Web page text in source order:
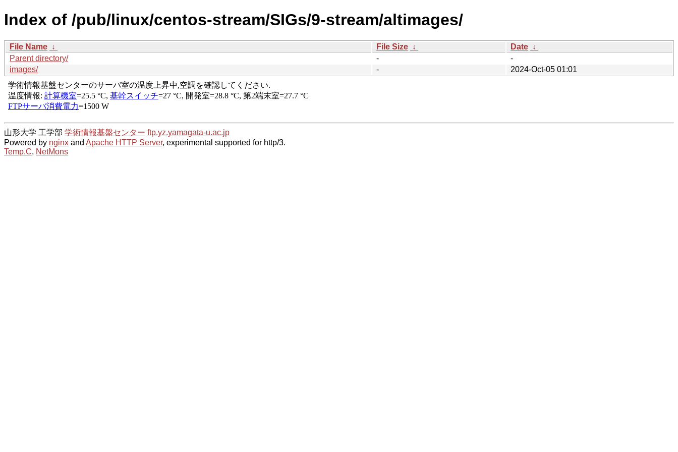
Index of /pub/linux/centos-stream/SIGs/9-stream/altimages/
File Name ↓ File Size ↓ Date ↓
Parent directory/
-
-
images/
- 2024-Oct-05 01:01
山形大学 工学部 学術情報基盤センター ftp.yz.yamagata-u.ac.jp
Powered by nginx and Apache HTTP Server, experimental supported for http/3.
Temp.C, NetMons